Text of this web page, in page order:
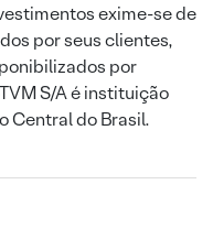
exime-se de
por seus clientes,
por
S/A é instituição
Central do Brasil.